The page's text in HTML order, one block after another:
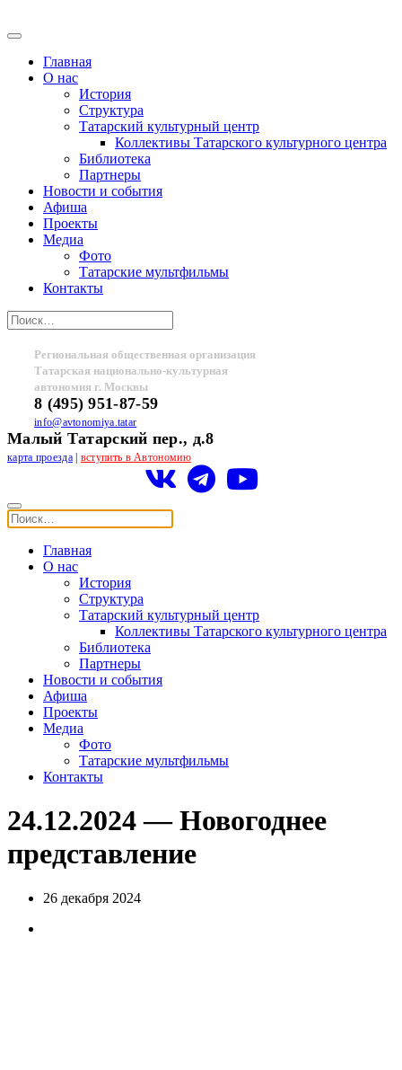
Главная
О нас
История
Структура
Татарский культурный центр
Коллективы Татарского культурного центра
Библиотека
Партнеры
Новости и события
Афиша
Проекты
Медиа
Фото
Татарские мультфильмы
Контакты
Региональная общественная организация
Татарская национально-культурная
автономия г. Москвы
8 (495) 951-87-59
info@avtonomiya.tatar
Малый Татарский пер., д.8
карта проезда| вступить в Автономию
Главная
О нас
История
Структура
Татарский культурный центр
Коллективы Татарского культурного центра
Библиотека
Партнеры
Новости и события
Афиша
Проекты
Медиа
Фото
Татарские мультфильмы
Контакты
24.12.2024 — Новогоднее
представление
26 декабря 2024